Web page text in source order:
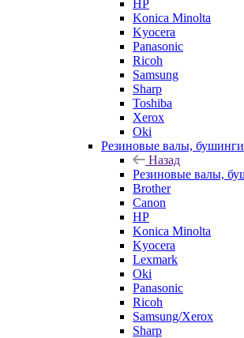
HP
Konica Minolta
Kyocera
Panasonic
Ricoh
Samsung
Sharp
Toshiba
Xerox
Oki
Резиновые валы,
Назад
Резиновые валы,
Brother
Canon
HP
Konica Minolta
Kyocera
Lexmark
Oki
Panasonic
Ricoh
Samsung/Xerox
Sharp